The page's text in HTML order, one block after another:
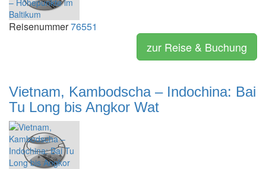
Reisenummer76551
zur Reise & Buchung
Vietnam, Kambodscha – Indochina: Bai
Tu Long bis Angkor Wat